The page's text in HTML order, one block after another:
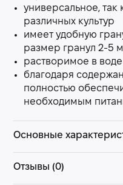
универсальное, так
различных культур
имеет удобную
размер гранул 2-5
растворимое в воде
благодаря
полностью
необходимым
Основные
Отзывы (0)